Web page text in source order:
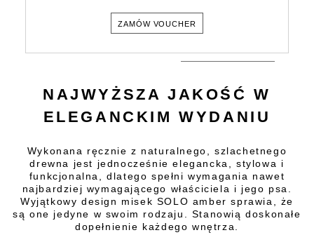
ZAMÓW VOUCHER
NAJWYŻSZA JAKOŚĆ W
ELEGANCKIM WYDANIU
Wykonana ręcznie z naturalnego, szlachetnego
drewna jest jednocześnie elegancka, stylowa i
funkcjonalna, dlatego spełni wymagania nawet
najbardziej wymagającego właściciela i jego psa.
Wyjątkowy design misek SOLO amber sprawia, że
są one jedyne w swoim rodzaju. Stanowią doskonałe
dopełnienie każdego wnętrza.